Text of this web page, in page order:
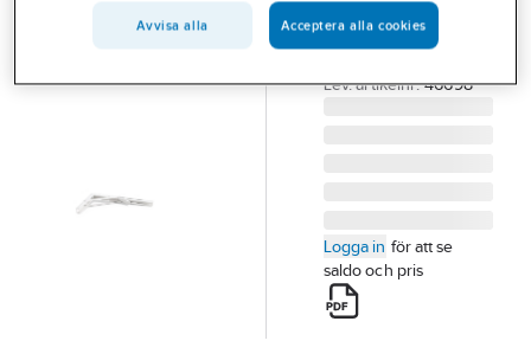
VIT 305X165MM
FÄLLBAR SB2
Lev. artikelnr: 46698
Logga in för att se
saldo och pris
Avvisa alla Acceptera alla cookies